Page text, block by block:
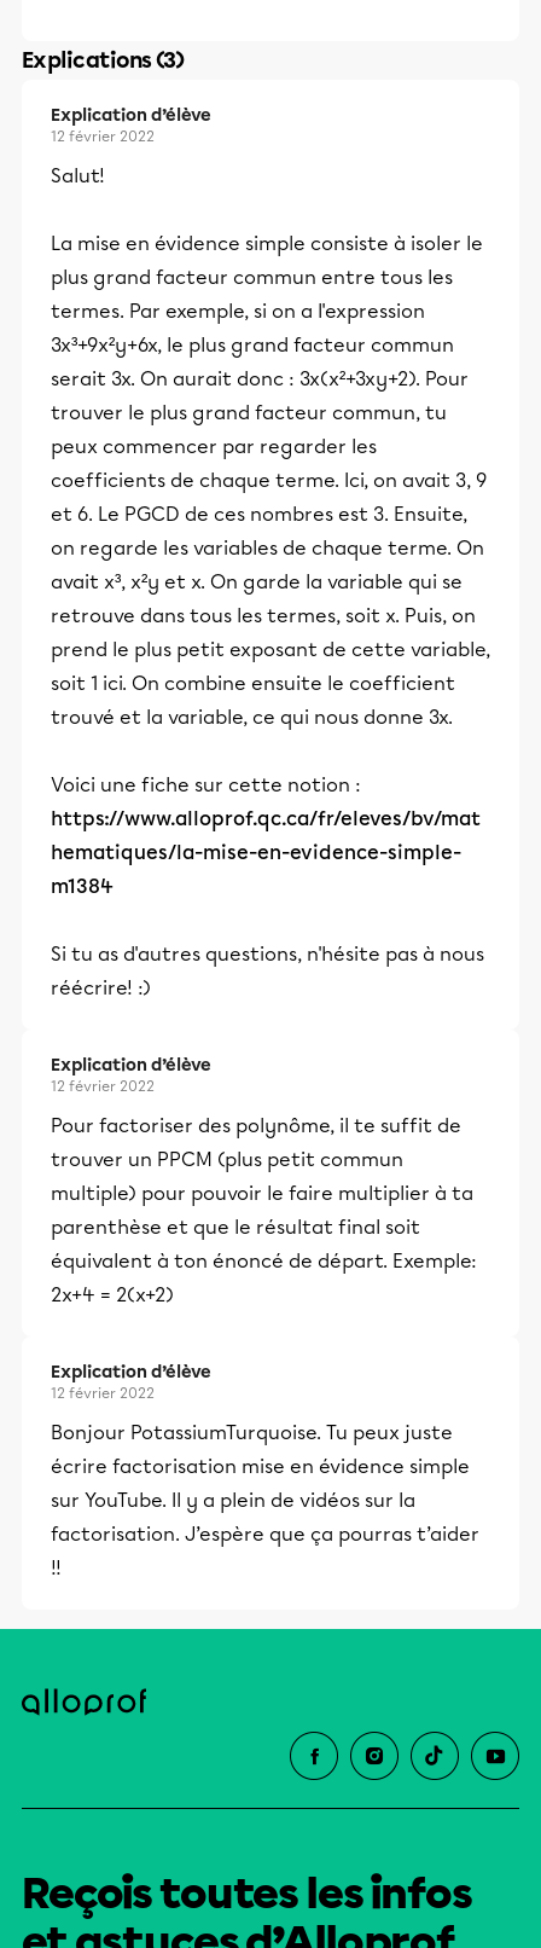
Explications (3)
Explication d’élève
12 février 2022
Salut!
La mise en évidence simple consiste à isoler le
plus grand facteur commun entre tous les
termes. Par exemple, si on a l'expression
3x³+9x²y+6x, le plus grand facteur commun
serait 3x. On aurait donc : 3x(x²+3xy+2). Pour
trouver le plus grand facteur commun, tu
peux commencer par regarder les
coefficients de chaque terme. Ici, on avait 3, 9
et 6. Le PGCD de ces nombres est 3. Ensuite,
on regarde les variables de chaque terme. On
avait x³, x²y et x. On garde la variable qui se
retrouve dans tous les termes, soit x. Puis, on
prend le plus petit exposant de cette variable,
soit 1 ici. On combine ensuite le coefficient
trouvé et la variable, ce qui nous donne 3x.
Voici une fiche sur cette notion :
https://www.alloprof.qc.ca/fr/eleves/bv/mat
hematiques/la-mise-en-evidence-simple-
m1384
Si tu as d'autres questions, n'hésite pas à nous
réécrire! :)
Explication d’élève
12 février 2022
Pour factoriser des polynôme, il te suffit de
trouver un PPCM (plus petit commun
multiple) pour pouvoir le faire multiplier à ta
parenthèse et que le résultat final soit
équivalent à ton énoncé de départ. Exemple:
2x+4 = 2(x+2)
Explication d’élève
12 février 2022
Bonjour PotassiumTurquoise. Tu peux juste
écrire factorisation mise en évidence simple
sur YouTube. Il y a plein de vidéos sur la
factorisation. J’espère que ça pourras t’aider
!!
Reçois toutes les infos